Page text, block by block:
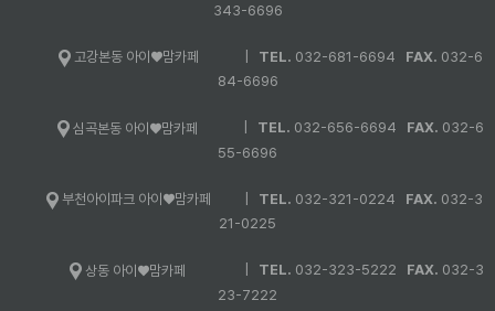
343-6696
고강본동 아이♥맘카페 TEL. 032-681-6694 FAX. 032-6
84-6696
심곡본동 아이♥맘카페 TEL. 032-656-6694 FAX. 032-6
55-6696
부천아이파크 아이♥맘카페 TEL. 032-321-0224 FAX. 032-3
21-0225
상동 아이♥맘카페 TEL. 032-323-5222 FAX. 032-3
23-7222